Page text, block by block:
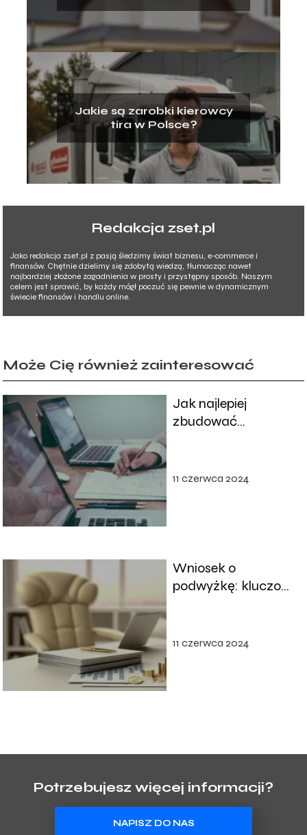
Jakie są zarobki kierowcy
tira w Polsce?
Redakcja zset.pl
Jako redakcja zset.pl z pasją śledzimy świat biznesu, e-commerce i
finansów. Chętnie dzielimy się zdobytą wiedzą, tłumacząc nawet
najbardziej złożone zagadnienia w prosty i przystępny sposób. Naszym
celem jest sprawić, by każdy mógł poczuć się pewnie w dynamicznym
świecie finansów i handlu online.
Może Cię również zainteresować
Jak najlepiej
zbudować
skomunikować się z
11 czerwca 2024
Wniosek o
podwyżkę: kluczowe
11 czerwca 2024
Potrzebujesz więcej informacji?
NAPISZ DO NAS